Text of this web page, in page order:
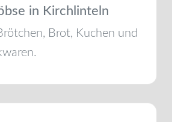
in Kirchlinteln
Brot, Kuchen und